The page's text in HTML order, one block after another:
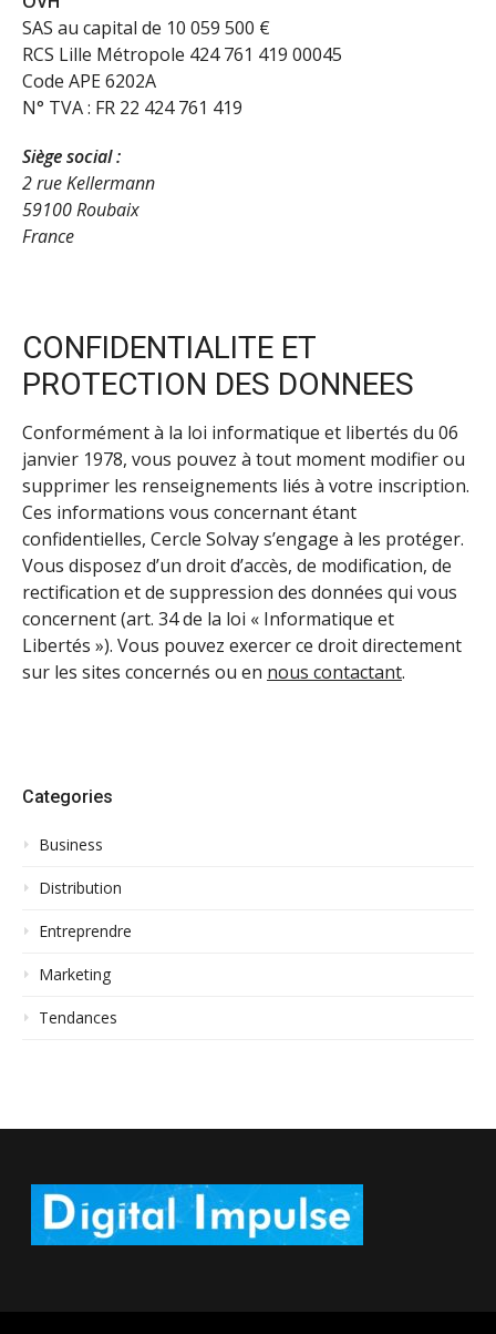
SAS au capital de 10 059 500 €
RCS Lille Métropole 424 761 419 00045
Code APE 6202A
N° TVA : FR 22 424 761 419
Siège social :
2 rue Kellermann
59100 Roubaix
France
CONFIDENTIALITE ET
PROTECTION DES DONNEES
Conformément à la loi informatique et libertés du 06
janvier 1978, vous pouvez à tout moment modifier ou
supprimer les renseignements liés à votre inscription.
Ces informations vous concernant étant
confidentielles, Cercle Solvay s’engage à les protéger.
Vous disposez d’un droit d’accès, de modification, de
rectification et de suppression des données qui vous
concernent (art. 34 de la loi « Informatique et
Libertés »). Vous pouvez exercer ce droit directement
sur les sites concernés ou en nous contactant.
Categories
Business
Distribution
Entreprendre
Marketing
Tendances